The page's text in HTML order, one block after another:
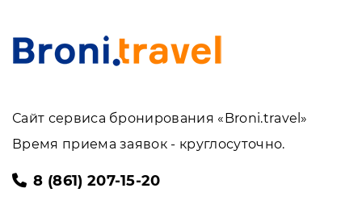
Сайт сервиса бронирования «Broni.travel»
Время приема заявок - круглосуточно.
8 (861) 207-15-20